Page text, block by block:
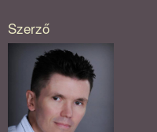
Szerző